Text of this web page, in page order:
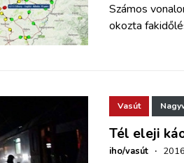
Számos
okozta
Vasút
Tél eleji
iho/vasút ·